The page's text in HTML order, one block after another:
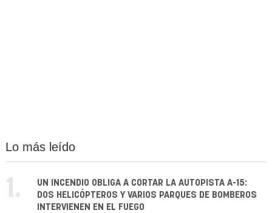
Lo más leído
1.
UN INCENDIO OBLIGA A CORTAR LA AUTOPISTA A-15:
DOS HELICÓPTEROS Y VARIOS PARQUES DE BOMBEROS
INTERVIENEN EN EL FUEGO